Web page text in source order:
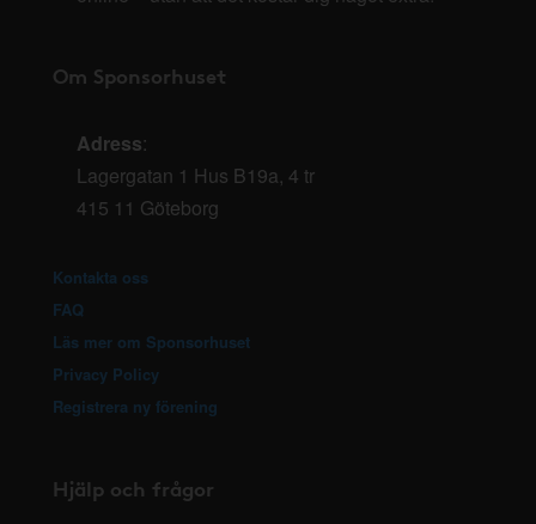
Om Sponsorhuset
Adress:
Lagergatan 1 Hus B19a, 4 tr
415 11 Göteborg
Kontakta oss
FAQ
Läs mer om Sponsorhuset
Privacy Policy
Registrera ny förening
Hjälp och frågor